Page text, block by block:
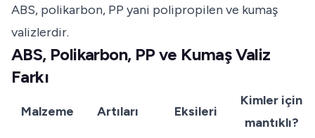
ABS, polikarbon, PP yani polipropilen ve kumaş
valizlerdir.
ABS, Polikarbon, PP ve Kumaş Valiz
Farkı
Malzeme Artıları Eksileri
Kimler için
mantıklı?